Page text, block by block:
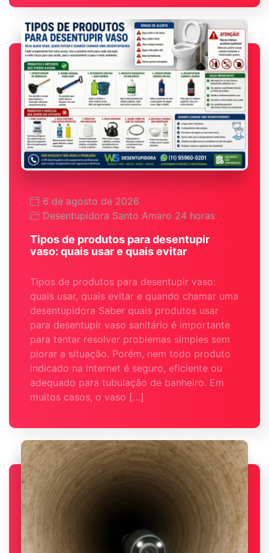
6 de agosto de 2026
Desentupidora Santo Amaro 24 horas
Tipos de produtos para desentupir
vaso: quais usar e quais evitar
Tipos de produtos para desentupir vaso:
quais usar, quais evitar e quando chamar uma
desentupidora Saber quais produtos usar
para desentupir vaso sanitário é importante
para tentar resolver problemas simples sem
piorar a situação. Porém, nem todo produto
indicado na internet é seguro, eficiente ou
adequado para tubulação de banheiro. Em
muitos casos, o vaso […]